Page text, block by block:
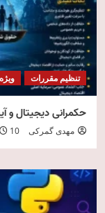
تنظیم مقررات
حکمرانی دیجیتال
مهدی گمرکی 10 مرداد 1405